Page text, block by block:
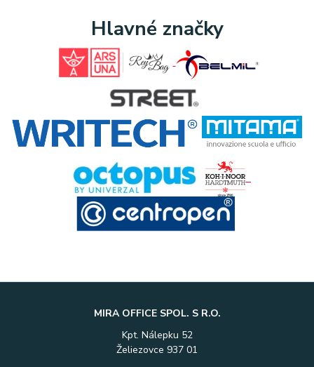
Hlavné značky
MIRA OFFICE SPOL. S R.O.
Kpt. Nálepku 52
Želiezovce 937 01